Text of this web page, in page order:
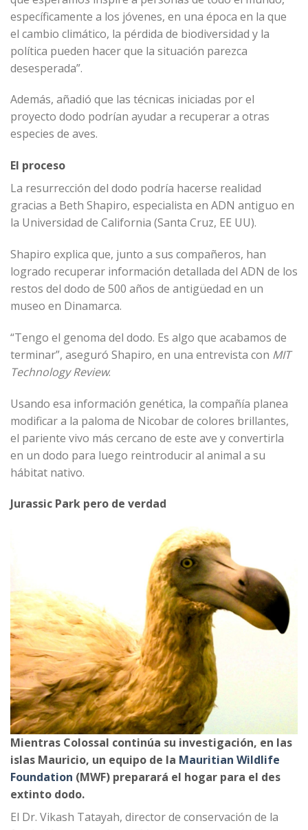
específicamente a los jóvenes, en una época en la que
el cambio climático, la pérdida de biodiversidad y la
política pueden hacer que la situación parezca
desesperada”.
Además, añadió que las técnicas iniciadas por el
proyecto dodo podrían ayudar a recuperar a otras
especies de aves.
El proceso
La resurrección del dodo podría hacerse realidad
gracias a Beth Shapiro, especialista en ADN antiguo en
la Universidad de California (Santa Cruz, EE UU).
Shapiro explica que, junto a sus compañeros, han
logrado recuperar información detallada del ADN de los
restos del dodo de 500 años de antigüedad en un
museo en Dinamarca.
“Tengo el genoma del dodo. Es algo que acabamos de
terminar”, aseguró Shapiro, en una entrevista con MIT
Technology Review.
Usando esa información genética, la compañía planea
modificar a la paloma de Nicobar de colores brillantes,
el pariente vivo más cercano de este ave y convertirla
en un dodo para luego reintroducir al animal a su
hábitat nativo.
Jurassic Park pero de verdad
Mientras Colossal continúa su investigación, en las
islas Mauricio, un equipo de la Mauritian Wildlife
Foundation (MWF) preparará el hogar para el des
extinto dodo.
El Dr. Vikash Tatayah, director de conservación de la